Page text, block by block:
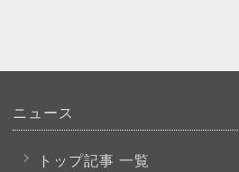
ニュース
トップ記事 一覧